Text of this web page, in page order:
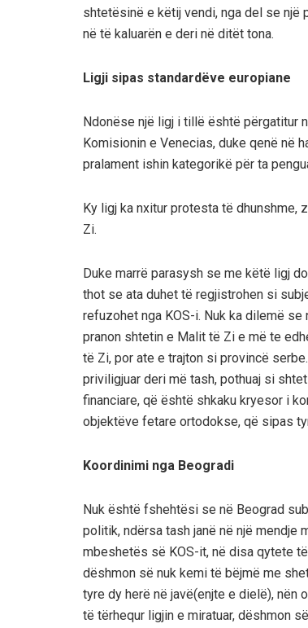
shtetësinë e këtij vendi, nga del se një
në të kaluarën e deri në ditët tona.
Ligji sipas standardëve europiane
Ndonëse një ligj i tillë është përgatitur
Komisionin e Venecias, duke qenë në
pralament ishin kategorikë për ta
Ky ligj ka nxitur protesta të dhunshme,
Zi.
Duke marrë parasysh se me këtë ligj
thot se ata duhet të regjistrohen si
refuzohet nga KOS-i. Nuk ka dilemë se
pranon shtetin e Malit të Zi e më te
të Zi, por ate e trajton si provincë serbe.
priviligjuar deri më tash, pothuaj si
financiare, që është shkaku kryesor i
objektëve fetare ortodokse, që sipas
Koordinimi nga Beogradi
Nuk është fshehtësi se në Beograd
politik, ndërsa tash janë në një mendje
mbeshetës së KOS-it, në disa qytete
dëshmon së nuk kemi të bëjmë me
tyre dy herë në javë(enjte e dielë), nën
të tërhequr ligjin e miratuar, dëshmon